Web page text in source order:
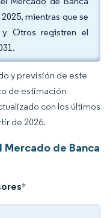
mientras que se
Otros registren el
y previsión de este
de estimación
con los últimos
de 2026.
de Banca
*